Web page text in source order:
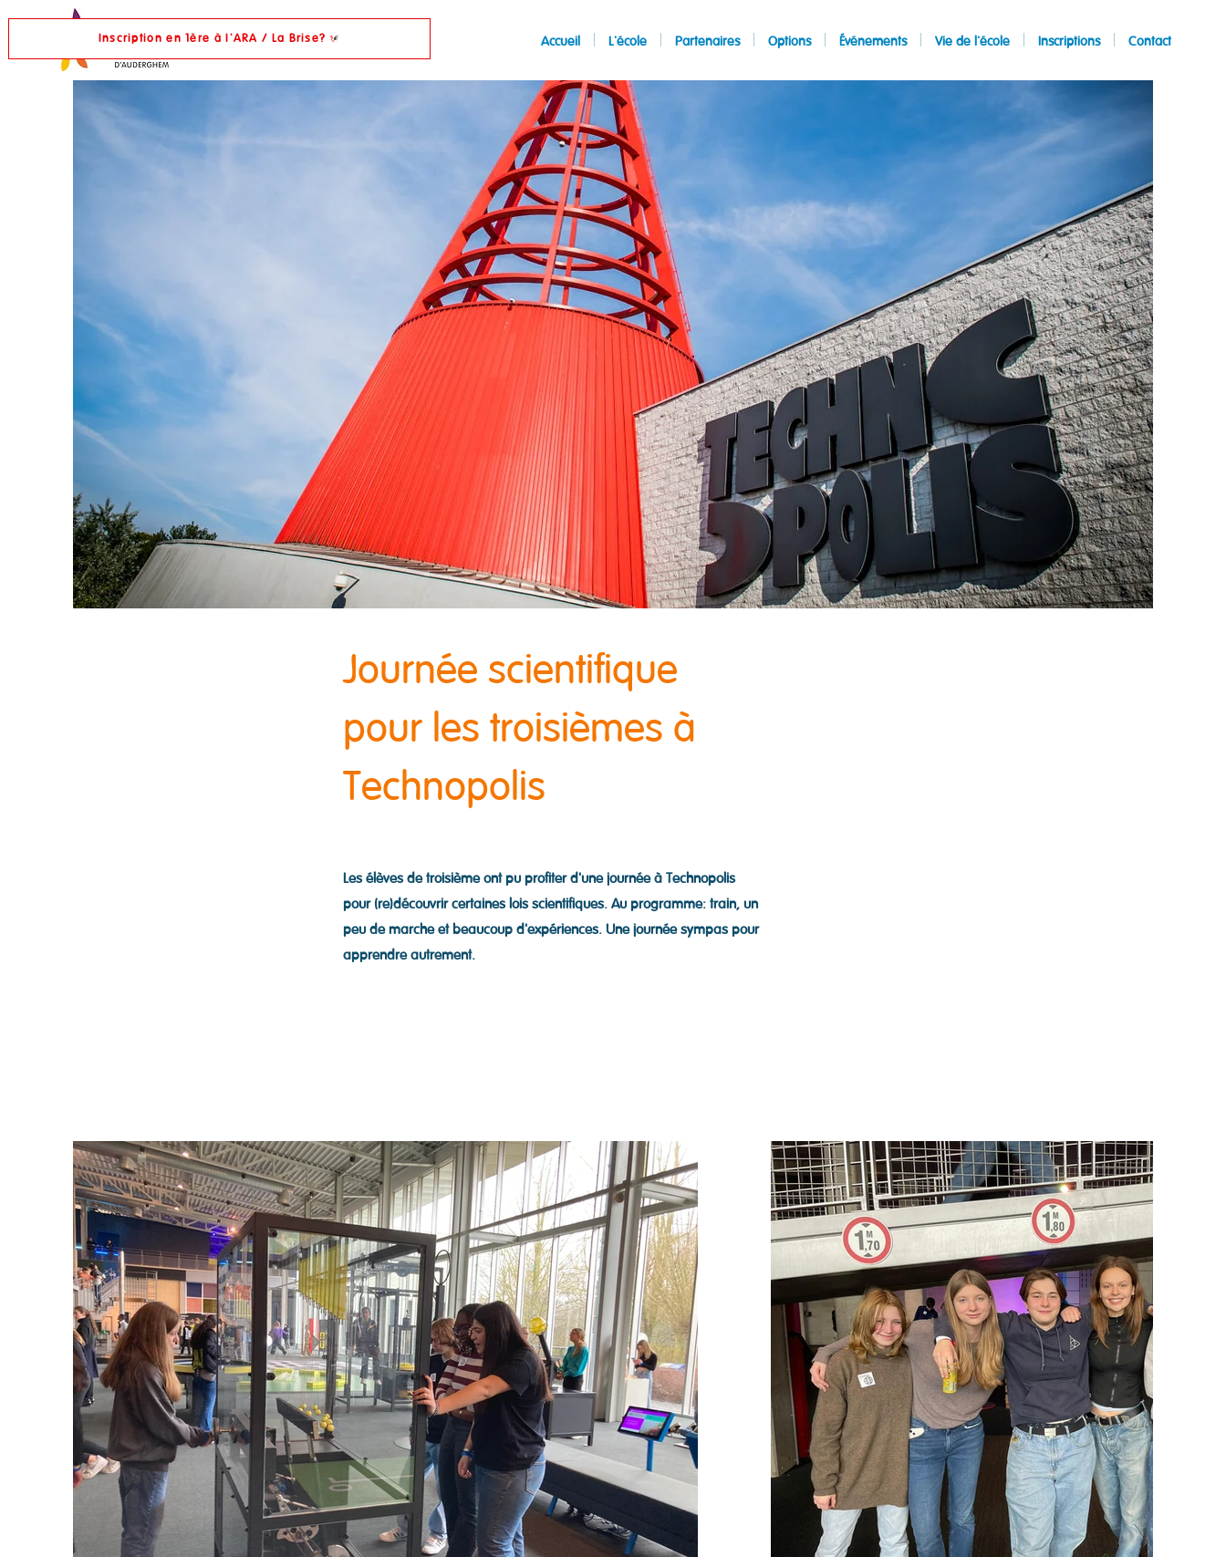
Inscription en 1ère à l'ARA / La Brise? Accueil L'école Partenaires Options Événements Vie de l'école Inscriptions Contact
Journée scientifique
pour les troisièmes à
Technopolis
Les élèves de troisième ont pu profiter d'une journée à Technopolis
pour (re)découvrir certaines lois scientifiques. Au programme: train, un
peu de marche et beaucoup d'expériences. Une journée sympas pour
apprendre autrement.